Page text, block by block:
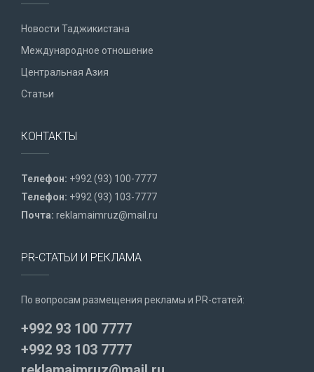
Новости Таджикистана
Международное отношение
Центральная Азия
Статьи
КОНТАКТЫ
Телефон: +992 (93) 100-7777
Телефон: +992 (93) 103-7777
Почта: reklamaimruz@mail.ru
PR-СТАТЬИ И РЕКЛАМА
По вопросам размещения рекламы и PR-статей:
+992 93 100 7777
+992 93 103 7777